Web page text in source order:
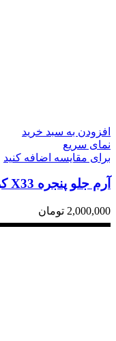
افزودن به سبد خرید
نمای سریع
برای مقایسه اضافه کنید
آرم جلو پنجره X33 کراس
2,000,000 تومان